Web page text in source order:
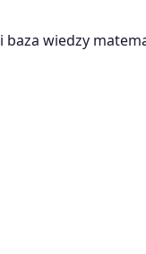
wiedzy